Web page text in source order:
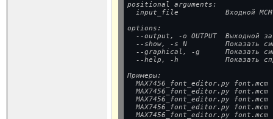
positional arguments:
input_file           Входной
options:
--output, -o OUTPUT  Выходной
--show, -s N         Показать
--graphical, -g      Показать
--help, -h           Показать
Примеры:
MAX7456_font_editor.py font.mcm
MAX7456_font_editor.py font.mcm
MAX7456_font_editor.py font.mcm
MAX7456_font_editor.py font.mcm
MAX7456_font_editor.py font.mcm